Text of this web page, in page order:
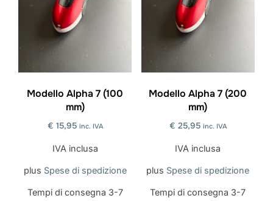
Modello Alpha 7 (100
mm)
€ 15,95 inc. IVA
IVA inclusa
plus Spese di spedizione
Tempi di consegna 3-7
Modello Alpha 7 (200
mm)
€ 25,95 inc. IVA
IVA inclusa
plus Spese di spedizione
Tempi di consegna 3-7